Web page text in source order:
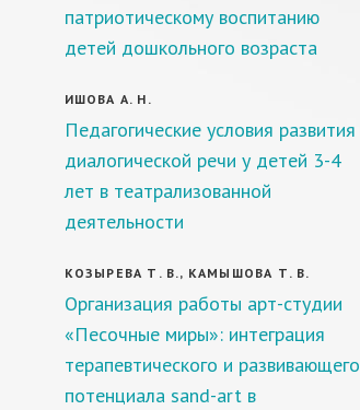
патриотическому воспитанию
детей дошкольного возраста
ИШОВА А. Н.
Педагогические условия развития
диалогической речи у детей 3-4
лет в театрализованной
деятельности
КОЗЫРЕВА Т. В., КАМЫШОВА Т. В.
Организация работы арт-студии
«Песочные миры»: интеграция
терапевтического и развивающего
потенциала sand-art в